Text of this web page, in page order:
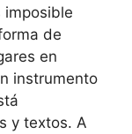
imposible
de
en
instrumento
y textos. A